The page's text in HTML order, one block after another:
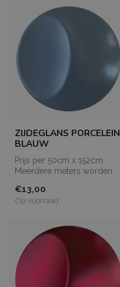
ZIJDEGLANS PORCELEIN
BLAUW
Prijs per 50cm x 152cm.
Meerdere meters worden
6 me...
€13,00
Op voorraad